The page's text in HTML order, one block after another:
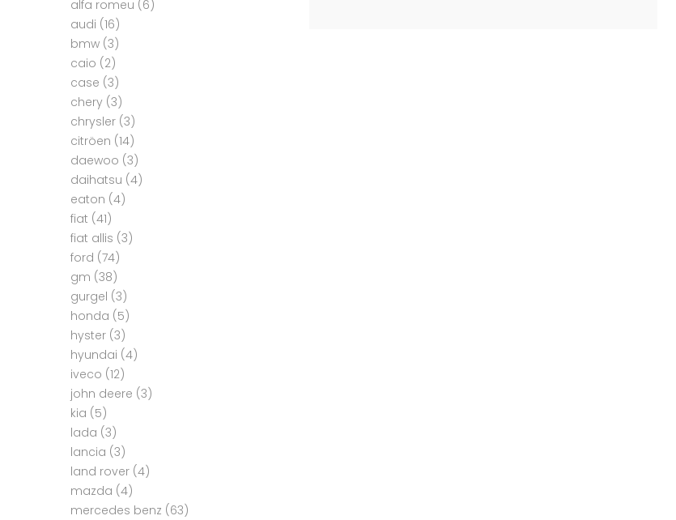
alfa romeu (6)
audi (16)
bmw (3)
caio (2)
case (3)
chery (3)
chrysler (3)
citröen (14)
daewoo (3)
daihatsu (4)
eaton (4)
fiat (41)
fiat allis (3)
ford (74)
gm (38)
gurgel (3)
honda (5)
hyster (3)
hyundai (4)
iveco (12)
john deere (3)
kia (5)
lada (3)
lancia (3)
land rover (4)
mazda (4)
mercedes benz (63)